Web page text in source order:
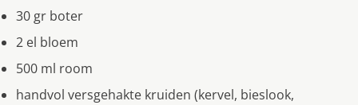
30 gr boter
2 el bloem
500 ml room
handvol versgehakte kruiden (kervel, bieslook,